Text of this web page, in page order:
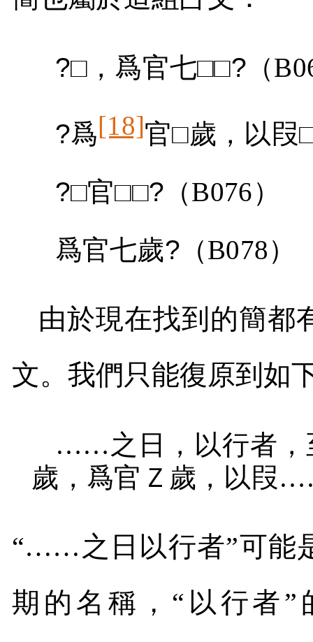
?□，爲官七□□? （
?爲[18]官□歲，以叚
?□官□□? （B076）
爲官七歲? （B078）
由於現在找到的簡都
文。我們只能復原到如
……之日，以行者，
歲，爲官Ｚ歲，以叚
“……之日以行者”可能
期的名稱，“以行者”